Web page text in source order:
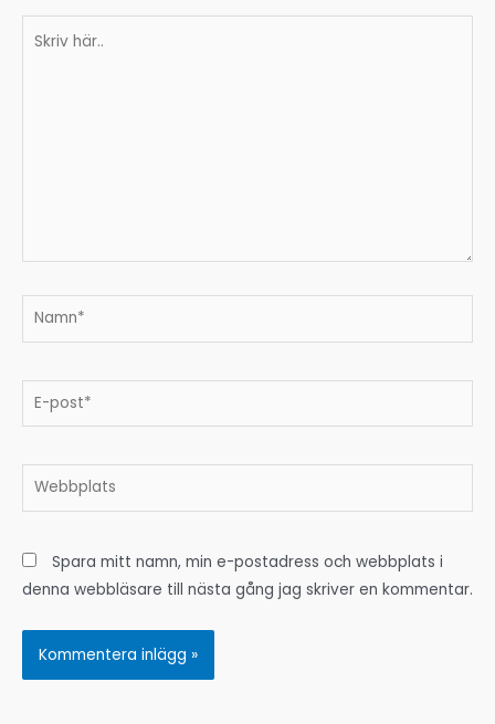
Namn*
E-
Webbplats
Spara mitt namn, min e-postadress och webbplats i
denna webbläsare till nästa gång jag skriver en kommentar.